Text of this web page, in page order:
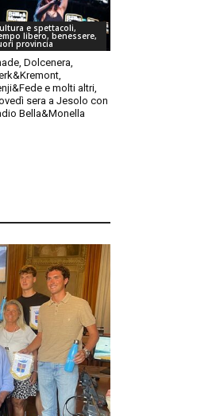
e spettacoli,
libero, benessere,
provincia
Dolcenera,
e molti altri,
sera a Jesolo con
Bella&Monella